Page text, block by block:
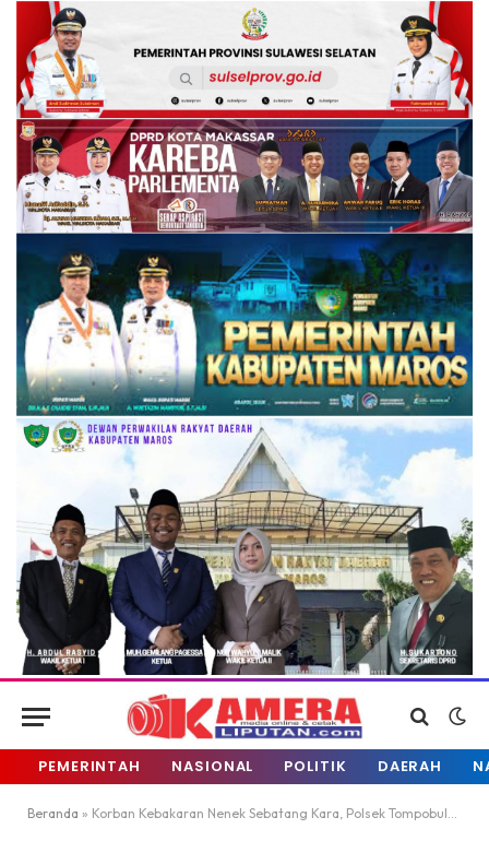
PEMERINTAH NASIONAL POLITIK DAERAH
Beranda » Korban Kebakaran Nenek Sebatang Kara, Polsek Tompobulu Sambangi